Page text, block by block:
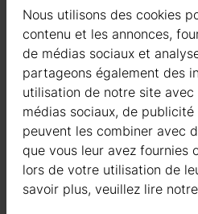
sont suffisamment solides pour
fondations en dalles de ciment
de nombreuses applications de
construction en bois, lorsque
réunies. Toutefois, il est
professionnel de la construction
pour déterminer s’il s’agit de la
projet spécifique et pour
exigences locales en termes de
sécurité.
Nous utilisons des cookies
contenu et les annonces,
de médias sociaux et
partageons également des
utilisation de notre site
médias sociaux, de
peuvent les combiner avec
que vous leur avez fournies
lors de votre utilisation de
savoir plus, veuillez lire notre